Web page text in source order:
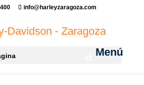
info@harleyzaragoza.com